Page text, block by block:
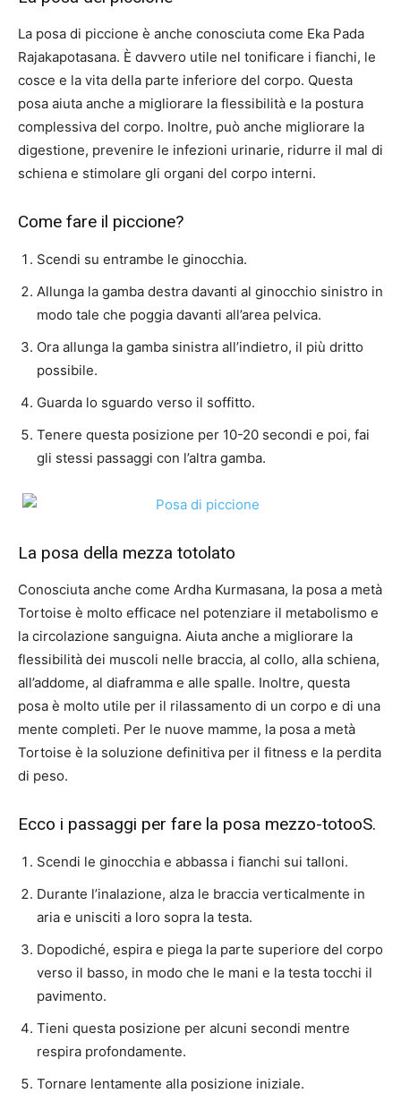
La posa di piccione è anche conosciuta come Eka Pada
Rajakapotasana. È davvero utile nel tonificare i fianchi, le
cosce e la vita della parte inferiore del corpo. Questa
posa aiuta anche a migliorare la flessibilità e la postura
complessiva del corpo. Inoltre, può anche migliorare la
digestione, prevenire le infezioni urinarie, ridurre il mal di
schiena e stimolare gli organi del corpo interni.
Come fare il piccione?
Scendi su entrambe le ginocchia.
Allunga la gamba destra davanti al ginocchio sinistro in
modo tale che poggia davanti all’area pelvica.
Ora allunga la gamba sinistra all’indietro, il più dritto
possibile.
Guarda lo sguardo verso il soffitto.
Tenere questa posizione per 10-20 secondi e poi, fai
gli stessi passaggi con l’altra gamba.
La posa della mezza totolato
Conosciuta anche come Ardha Kurmasana, la posa a metà
Tortoise è molto efficace nel potenziare il metabolismo e
la circolazione sanguigna. Aiuta anche a migliorare la
flessibilità dei muscoli nelle braccia, al collo, alla schiena,
all’addome, al diaframma e alle spalle. Inoltre, questa
posa è molto utile per il rilassamento di un corpo e di una
mente completi. Per le nuove mamme, la posa a metà
Tortoise è la soluzione definitiva per il fitness e la perdita
di peso.
Ecco i passaggi per fare la posa mezzo-totooS.
Scendi le ginocchia e abbassa i fianchi sui talloni.
Durante l’inalazione, alza le braccia verticalmente in
aria e unisciti a loro sopra la testa.
Dopodiché, espira e piega la parte superiore del corpo
verso il basso, in modo che le mani e la testa tocchi il
pavimento.
Tieni questa posizione per alcuni secondi mentre
respira profondamente.
Tornare lentamente alla posizione iniziale.